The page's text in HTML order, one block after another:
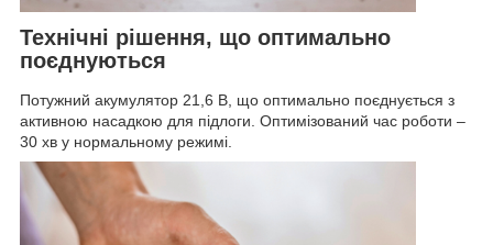
Технічні рішення, що оптимально
поєднуються
Потужний акумулятор 21,6 В, що оптимально поєднується з
активною насадкою для підлоги. Оптимізований час роботи –
30 хв у нормальному режимі.